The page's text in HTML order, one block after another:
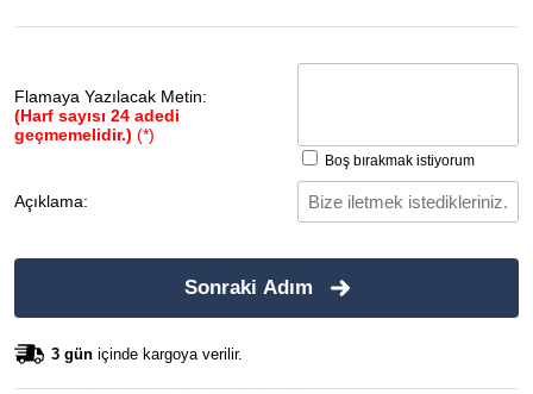
Flamaya Yazılacak Metin:
(Harf sayısı 24 adedi
geçmemelidir.) (*)
Boş bırakmak istiyorum
Açıklama:
Sonraki Adım
3 gün içinde kargoya verilir.